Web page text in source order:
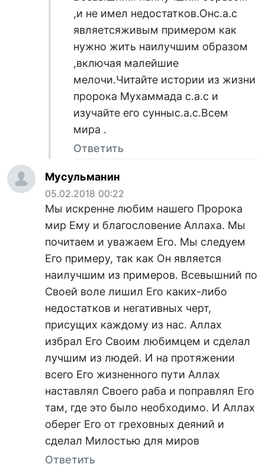
,и не имел недостатков.Онс.а.с
являетсяживым примером как
нужно жить наилучшим образом
,включая малейшие
мелочи.Читайте истории из жизни
пророка Мухаммада с.а.с и
изучайте его сунныс.а.с.Всем
мира .
Ответить
Мусульманин
05.02.2018 00:22
Мы искренне любим нашего Пророка
мир Ему и благословение Аллаха. Мы
почитаем и уважаем Его. Мы следуем
Его примеру, так как Он является
наилучшим из примеров. Всевышний по
Своей воле лишил Его каких-либо
недостатков и негативных черт,
присущих каждому из нас. Аллах
избрал Его Своим любимцем и сделал
лучшим из людей. И на протяжении
всего Его жизненного пути Аллах
наставлял Своего раба и поправлял Его
там, где это было необходимо. И Аллах
оберег Его от греховных деяний и
сделал Милостью для миров
Ответить